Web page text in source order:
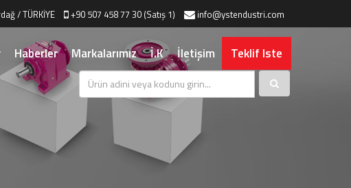
/ TÜRKİYE +90 507 458 77 30 (Satış 1) info@ystendustri.com
Haberler Markalarımız İ.K İletişim Teklif Iste